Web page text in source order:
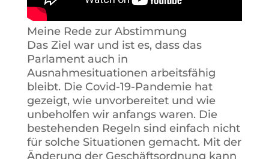
Meine Rede zur Abstimmung
Das Ziel war und ist es, dass das
Parlament auch in
Ausnahmesituationen arbeitsfähig
bleibt. Die Covid-19-Pandemie hat
gezeigt, wie unvorbereitet und wie
unbeholfen wir anfangs waren. Die
bestehenden Regeln sind einfach nicht
für solche Situationen gemacht. Mit der
Änderung der Geschäftsordnung kann